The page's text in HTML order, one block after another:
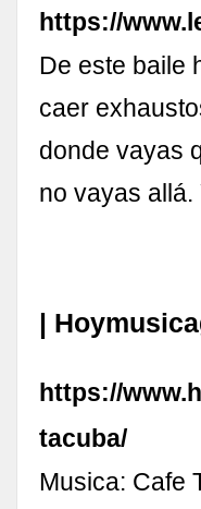
https://
De este baile
caer
donde vayas
no vayas
|
https://
tacuba/
Musica: Cafe